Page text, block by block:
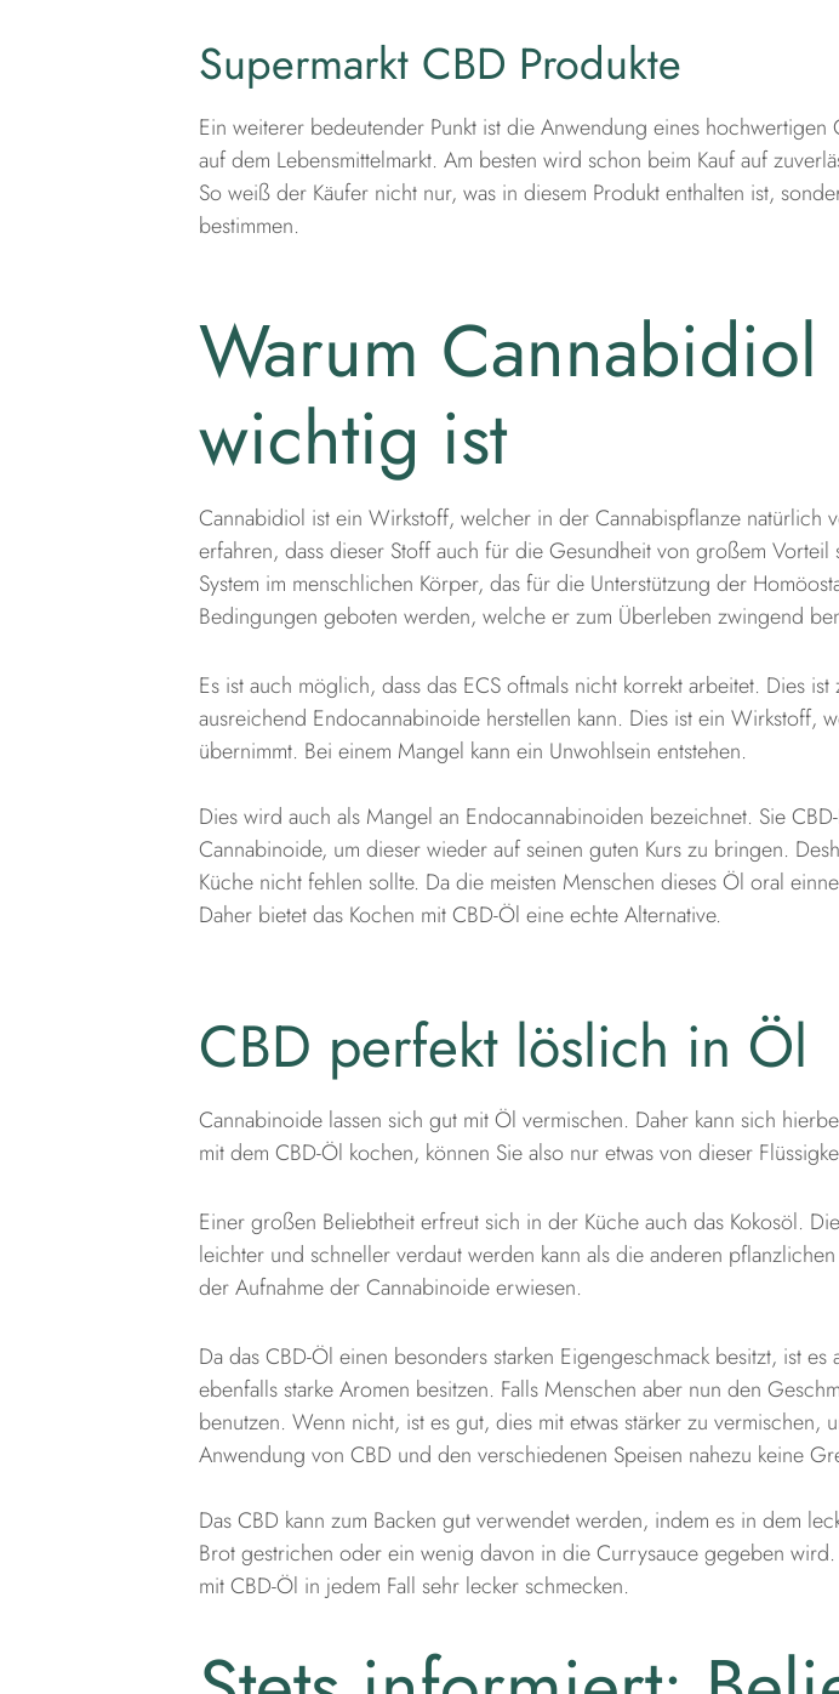
Supermarkt CBD Produkte
Ein weiterer bedeutender Punkt ist die Anwendung eines
auf dem Lebensmittelmarkt. Am besten wird schon beim Kauf auf
So weiß der Käufer nicht nur, was in diesem Produkt enthalten ist,
bestimmen.
Warum
wichtig ist
Cannabidiol ist ein Wirkstoff, welcher in der Cannabispflanze natürlich
erfahren, dass dieser Stoff auch für die Gesundheit von großem
System im menschlichen Körper, das für die Unterstützung der
Bedingungen geboten werden, welche er zum Überleben zwingend
Es ist auch möglich, dass das ECS oftmals nicht korrekt arbeitet. Dies
ausreichend Endocannabinoide herstellen kann. Dies ist ein
übernimmt. Bei einem Mangel kann ein Unwohlsein entstehen.
Dies wird auch als Mangel an Endocannabinoiden bezeichnet. Sie
Cannabinoide, um dieser wieder auf seinen guten Kurs zu bringen.
Küche nicht fehlen sollte. Da die meisten Menschen dieses Öl oral
Daher bietet das Kochen mit CBD-Öl eine echte Alternative.
CBD perfekt löslich in Öl
Cannabinoide lassen sich gut mit Öl vermischen. Daher kann sich
mit dem CBD-Öl kochen, können Sie also nur etwas von dieser
Einer großen Beliebtheit erfreut sich in der Küche auch das Kokosöl.
leichter und schneller verdaut werden kann als die anderen
der Aufnahme der Cannabinoide erwiesen.
Da das CBD-Öl einen besonders starken Eigengeschmack besitzt, ist
ebenfalls starke Aromen besitzen. Falls Menschen aber nun den
benutzen. Wenn nicht, ist es gut, dies mit etwas stärker zu
Anwendung von CBD und den verschiedenen Speisen nahezu keine
Das CBD kann zum Backen gut verwendet werden, indem es in dem
Brot gestrichen oder ein wenig davon in die Currysauce gegeben
mit CBD-Öl in jedem Fall sehr lecker schmecken.